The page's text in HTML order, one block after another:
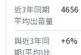
4656
+6%